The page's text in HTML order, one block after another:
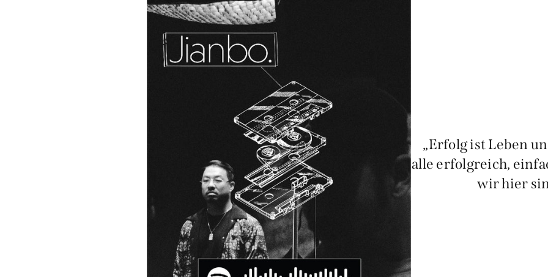
„Erfolg ist Leben
alle erfolgreich,
wir hier